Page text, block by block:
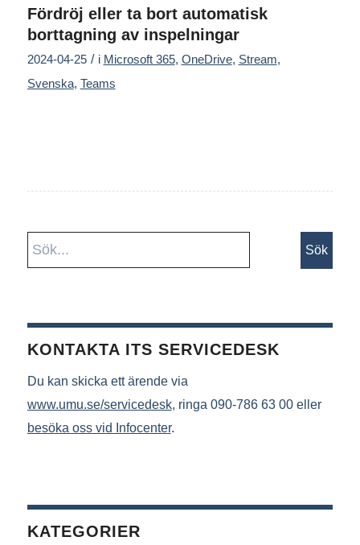
Fördröj eller ta bort automatisk
borttagning av inspelningar
2024-04-25 / i Microsoft 365, OneDrive, Stream,
Svenska, Teams
KONTAKTA ITS SERVICEDESK
Du kan skicka ett ärende via
www.umu.se/servicedesk, ringa 090-786 63 00 eller
besöka oss vid Infocenter.
KATEGORIER